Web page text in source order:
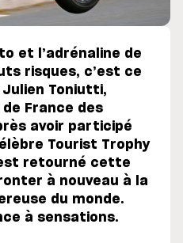
et l’adrénaline de
risques, c’est ce
Toniutti,
France des
avoir participé
Tourist Trophy
est retourné cette
à nouveau à la
du monde.
à sensations.